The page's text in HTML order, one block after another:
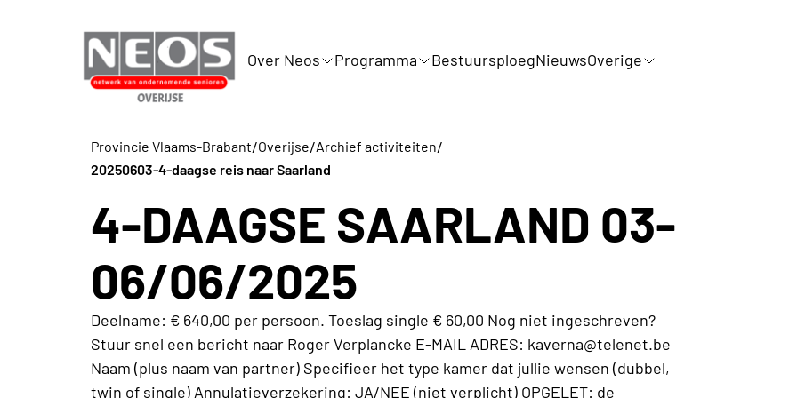
Over Neos Programma BestuursploegNieuwsOverige
Provincie Vlaams-Brabant/Overijse/Archief activiteiten/
20250603-4-daagse reis naar Saarland
4-DAAGSE SAARLAND 03-
06/06/2025
Deelname: € 640,00 per persoon. Toeslag single € 60,00 Nog niet ingeschreven?
Stuur snel een bericht naar Roger Verplancke E-MAIL ADRES: kaverna@telenet.be
Naam (plus naam van partner) Specifieer het type kamer dat jullie wensen (dubbel,
twin of single) Annulatieverzekering: JA/NEE (niet verplicht) OPGELET: de